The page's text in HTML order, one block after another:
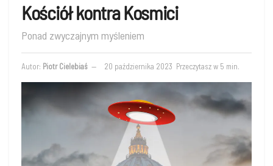
Kościół kontra Kosmici
Ponad zwyczajnym myśleniem
Autor: Piotr Cielebiaś 20 października 2023 Przeczytasz w 5 min.